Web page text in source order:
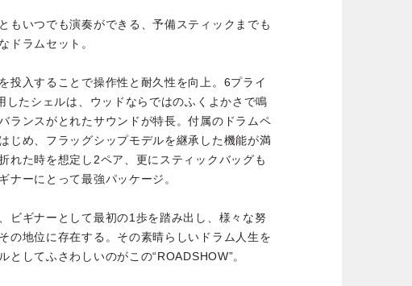
もいつでも演奏ができる、予備スティックまでも
ドラムセット。
投入することで操作性と耐久性を向上。6プライ
したシェルは、ウッドならではのふくよかさで鳴
ランスがとれたサウンドが特長。付属のドラムペ
じめ、フラッグシップモデルを継承した機能が満
れた時を想定し2ペア、更にスティックバッグも
ナーにとって最強パッケージ。
ビギナーとして最初の1歩を踏み出し、様々な努
の地位に存在する。その素晴らしいドラム人生を
としてふさわしいのがこの“ROADSHOW”。